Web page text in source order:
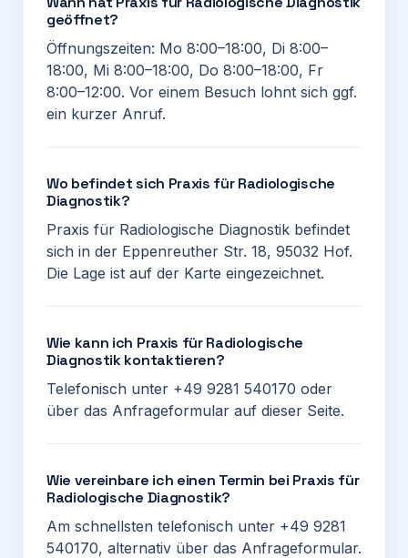
geöffnet?
Öffnungszeiten: Mo 8:00–18:00, Di 8:00–
18:00, Mi 8:00–18:00, Do 8:00–18:00, Fr
8:00–12:00. Vor einem Besuch lohnt sich ggf.
ein kurzer Anruf.
Wo befindet sich Praxis für Radiologische
Diagnostik?
Praxis für Radiologische Diagnostik befindet
sich in der Eppenreuther Str. 18, 95032 Hof.
Die Lage ist auf der Karte eingezeichnet.
Wie kann ich Praxis für Radiologische
Diagnostik kontaktieren?
Telefonisch unter +49 9281 540170 oder
über das Anfrageformular auf dieser Seite.
Wie vereinbare ich einen Termin bei Praxis für
Radiologische Diagnostik?
Am schnellsten telefonisch unter +49 9281
540170, alternativ über das Anfrageformular.